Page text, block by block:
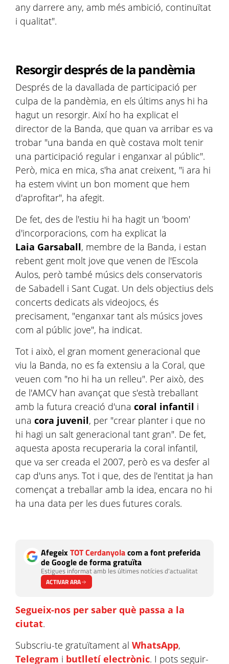
any darrere any, amb més ambició, continuïtat
i qualitat".
Resorgir després de la pandèmia
Després de la davallada de participació per
culpa de la pandèmia, en els últims anys hi ha
hagut un resorgir. Així ho ha explicat el
director de la Banda, que quan va arribar es va
trobar "una banda en què costava molt tenir
una participació regular i enganxar al públic".
Però, mica en mica, s'ha anat creixent, "i ara hi
ha estem vivint un bon moment que hem
d'aprofitar", ha afegit.
De fet, des de l'estiu hi ha hagit un 'boom'
d'incorporacions, com ha explicat la
Laia Garsaball, membre de la Banda, i estan
rebent gent molt jove que venen de l'Escola
Aulos, però també músics dels conservatoris
de Sabadell i Sant Cugat. Un dels objectius dels
concerts dedicats als videojocs, és
precisament, "enganxar tant als músics joves
com al públic jove", ha indicat.
Tot i això, el gran moment generacional que
viu la Banda, no es fa extensiu a la Coral, que
veuen com "no hi ha un relleu". Per això, des
de l'AMCV han avançat que s'està treballant
amb la futura creació d'una coral infantil i
una cora juvenil, per "crear planter i que no
hi hagi un salt generacional tant gran". De fet,
aquesta aposta recuperaria la coral infantil,
que va ser creada el 2007, però es va desfer al
cap d'uns anys. Tot i que, des de l'entitat ja han
començat a treballar amb la idea, encara no hi
ha una data per les dues futures corals.
AfegeixTOT Cerdanyolacom a font preferida
de Google de forma gratuïta
Estigues informat amb les últimes notícies d'actualitat
ACTIVAR ARA
Segueix-nos per saber què passa a la
ciutat.
Subscriu-te gratuïtament al WhatsApp,
Telegram i butlletí electrònic. I pots seguir-